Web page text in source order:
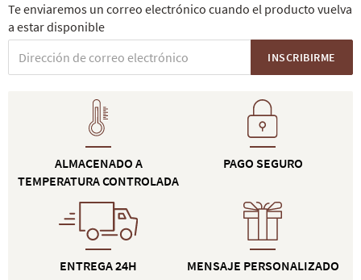
Te enviaremos un correo electrónico cuando el producto vuelva
a estar disponible
INSCRIBIRME
ALMACENADO A
TEMPERATURA CONTROLADA
ENTREGA 24H
PAGO SEGURO
MENSAJE PERSONALIZADO